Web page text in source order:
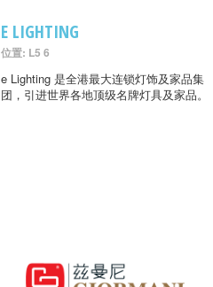
E LIGHTING
位置: L5 6
e Lighting 是全港最大连锁灯饰及家品集
团，引进世界各地顶级名牌灯具及家品。